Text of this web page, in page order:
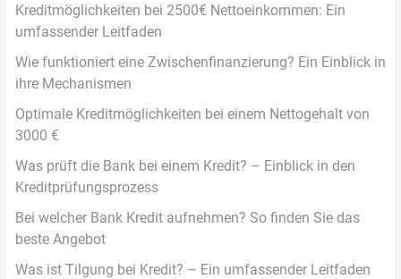
Kreditmöglichkeiten bei 2500€ Nettoeinkommen: Ein
umfassender Leitfaden
Wie funktioniert eine Zwischenfinanzierung? Ein Einblick in
ihre Mechanismen
Optimale Kreditmöglichkeiten bei einem Nettogehalt von
3000 €
Was prüft die Bank bei einem Kredit? – Einblick in den
Kreditprüfungsprozess
Bei welcher Bank Kredit aufnehmen? So finden Sie das
beste Angebot
Was ist Tilgung bei Kredit? – Ein umfassender Leitfaden